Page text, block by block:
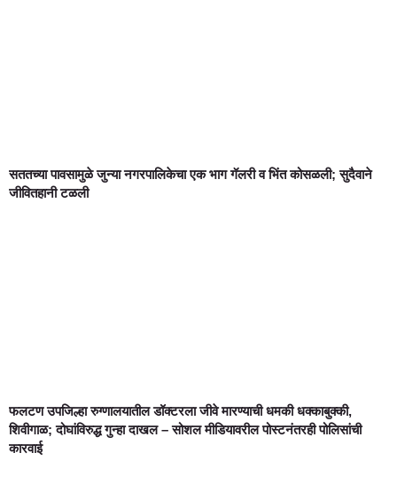
सततच्या पावसामुळे जुन्या नगरपालिकेचा एक भाग गॅलरी व भिंत कोसळली; सुदैवाने
जीवितहानी टळली
फलटण उपजिल्हा रुग्णालयातील डॉक्टरला जीवे मारण्याची धमकी धक्काबुक्की,
शिवीगाळ; दोघांविरुद्ध गुन्हा दाखल – सोशल मीडियावरील पोस्टनंतरही पोलिसांची
कारवाई